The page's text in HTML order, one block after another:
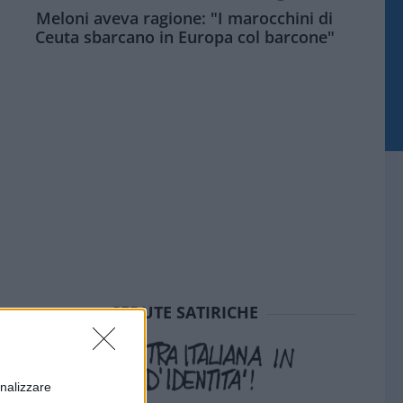
Meloni aveva ragione: "I marocchini di
Ceuta sbarcano in Europa col barcone"
SEDUTE SATIRICHE